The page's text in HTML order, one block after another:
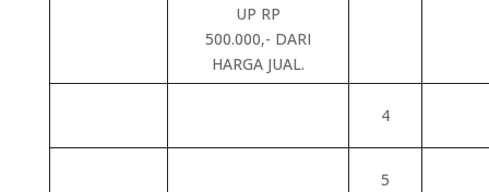
UP RP
500.000,- DARI
HARGA JUAL.
4
5